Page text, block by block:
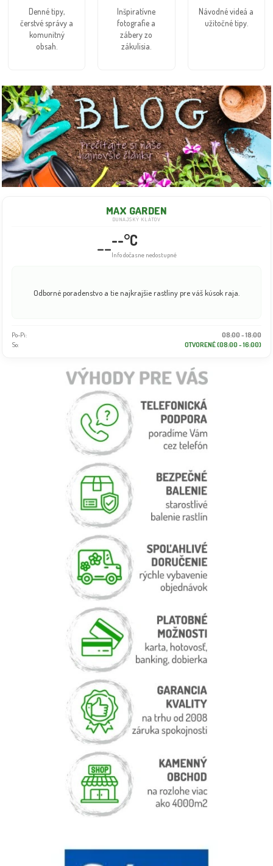
MAX GARDEN
DUNAJSKÝ KLÁTOV
----°C
Info dočasne nedostupné
Odborné poradenstvo a tie najkrajšie rastliny pre váš kúsok raja.
Po-Pi:
08:00 - 18:00
So:
OTVORENÉ (08:00 - 16:00)
Denné tipy,
čerstvé správy a
komunitný
obsah.
Inšpiratívne
fotografie a
zábery zo
zákulisia.
Návodné videá a
užitočné tipy.